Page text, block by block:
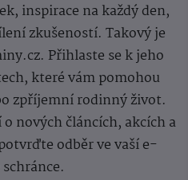
inspirace na každý den,
zkušeností. Takový je
Přihlaste se k jeho
které vám pomohou
zpříjemní rodinný život.
nových článcích, akcích a
odběr ve vaší e-